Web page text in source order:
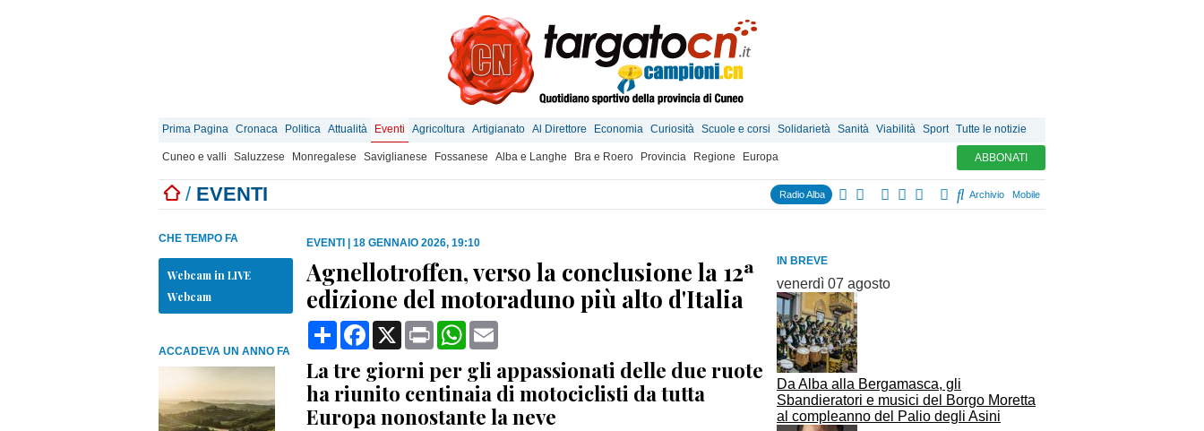
Prima Pagina Cronaca Politica Attualità Eventi Agricoltura Artigianato Al Direttore Economia Curiosità Scuole e corsi Solidarietà Sanità Viabilità Sport Tutte le notizie
Cuneo e valli Saluzzese Monregalese Saviglianese Fossanese Alba e Langhe Bra e Roero Provincia Regione Europa ABBONATI
/ EVENTI Radio Alba Archivio Mobile
IN BREVE
venerdì 07 agosto
Da Alba alla Bergamasca, gli
Sbandieratori e musici del Borgo Moretta
al compleanno del Palio degli Asini
CHE TEMPO FA
Webcam in LIVE
Webcam
ACCADEVA UN ANNO FA
EVENTI 18 GENNAIO 2026, 19:10
Agnellotroffen, verso la conclusione la 12ª
edizione del motoraduno più alto d'Italia
CondividiFacebook
X Print WhatsApp
La tre giorni per gli appassionati delle due ruote
ha riunito centinaia di motociclisti da tutta
Europa nonostante la neve